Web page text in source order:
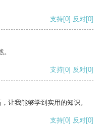
支持[0] 反对[0]
支持[0] 反对[0]
让我能够学到实用的知识。
支持[0] 反对[0]